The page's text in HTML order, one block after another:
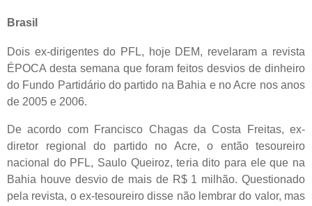
Brasil
Dois ex-dirigentes do PFL, hoje DEM, revelaram a revista
ÉPOCA desta semana que foram feitos desvios de dinheiro
do Fundo Partidário do partido na Bahia e no Acre nos anos
de 2005 e 2006.
De acordo com Francisco Chagas da Costa Freitas, ex-
diretor regional do partido no Acre, o então tesoureiro
nacional do PFL, Saulo Queiroz, teria dito para ele que na
Bahia houve desvio de mais de R$ 1 milhão. Questionado
pela revista, o ex-tesoureiro disse não lembrar do valor, mas